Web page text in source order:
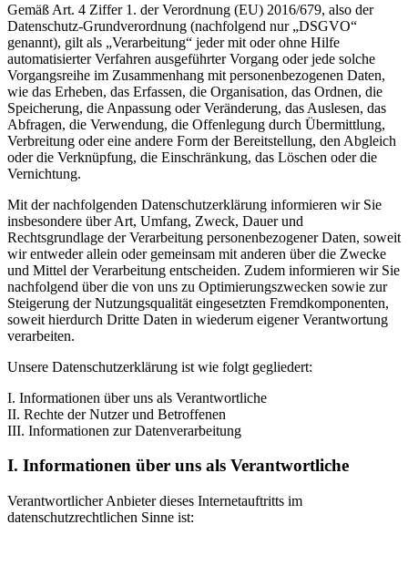
Gemäß Art. 4 Ziffer 1. der Verordnung (EU) 2016/679, also der
Datenschutz-Grundverordnung (nachfolgend nur „DSGVO“
genannt), gilt als „Verarbeitung“ jeder mit oder ohne Hilfe
automatisierter Verfahren ausgeführter Vorgang oder jede solche
Vorgangsreihe im Zusammenhang mit personenbezogenen Daten,
wie das Erheben, das Erfassen, die Organisation, das Ordnen, die
Speicherung, die Anpassung oder Veränderung, das Auslesen, das
Abfragen, die Verwendung, die Offenlegung durch Übermittlung,
Verbreitung oder eine andere Form der Bereitstellung, den Abgleich
oder die Verknüpfung, die Einschränkung, das Löschen oder die
Vernichtung.
Mit der nachfolgenden Datenschutzerklärung informieren wir Sie
insbesondere über Art, Umfang, Zweck, Dauer und
Rechtsgrundlage der Verarbeitung personenbezogener Daten, soweit
wir entweder allein oder gemeinsam mit anderen über die Zwecke
und Mittel der Verarbeitung entscheiden. Zudem informieren wir Sie
nachfolgend über die von uns zu Optimierungszwecken sowie zur
Steigerung der Nutzungsqualität eingesetzten Fremdkomponenten,
soweit hierdurch Dritte Daten in wiederum eigener Verantwortung
verarbeiten.
Unsere Datenschutzerklärung ist wie folgt gegliedert:
I. Informationen über uns als Verantwortliche
II. Rechte der Nutzer und Betroffenen
III. Informationen zur Datenverarbeitung
I. Informationen über uns als Verantwortliche
Verantwortlicher Anbieter dieses Internetauftritts im
datenschutzrechtlichen Sinne ist: